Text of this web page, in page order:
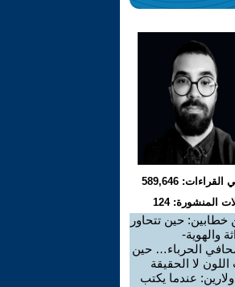
589,646
المنشورة: 124
خطابين: حين تتحاور
والهوية-
الحرباء… حين
لا الحقيقة
عندما يكتب